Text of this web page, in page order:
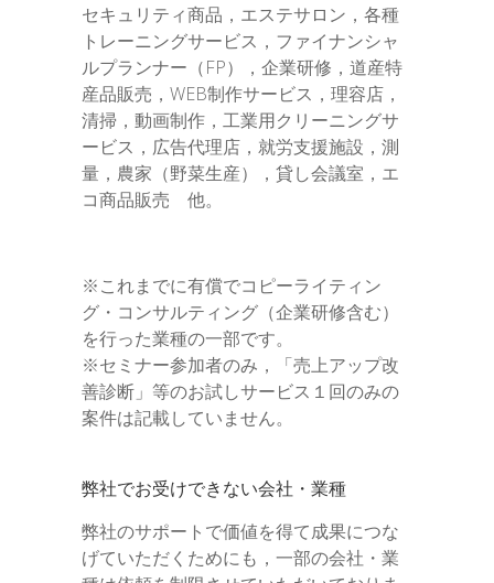
セキュリティ商品，エステサロン，各種
トレーニングサービス，ファイナンシャ
ルプランナー（FP），企業研修，道産特
産品販売，WEB制作サービス，理容店，
清掃，動画制作，工業用クリーニングサ
ービス，広告代理店，就労支援施設，測
量，農家（野菜生産），貸し会議室，エ
コ商品販売 他。
※これまでに有償でコピーライティン
グ・コンサルティング（企業研修含む）
を行った業種の一部です。
※セミナー参加者のみ，「売上アップ改
善診断」等のお試しサービス１回のみの
案件は記載していません。
弊社でお受けできない会社・業種
弊社のサポートで価値を得て成果につな
げていただくためにも，一部の会社・業